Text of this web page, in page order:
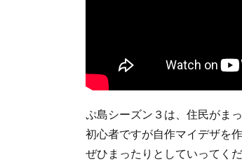
ぷ島シーズン３は、住民がま
初心者ですが自作マイデザを
ぜひまったりとしていってく